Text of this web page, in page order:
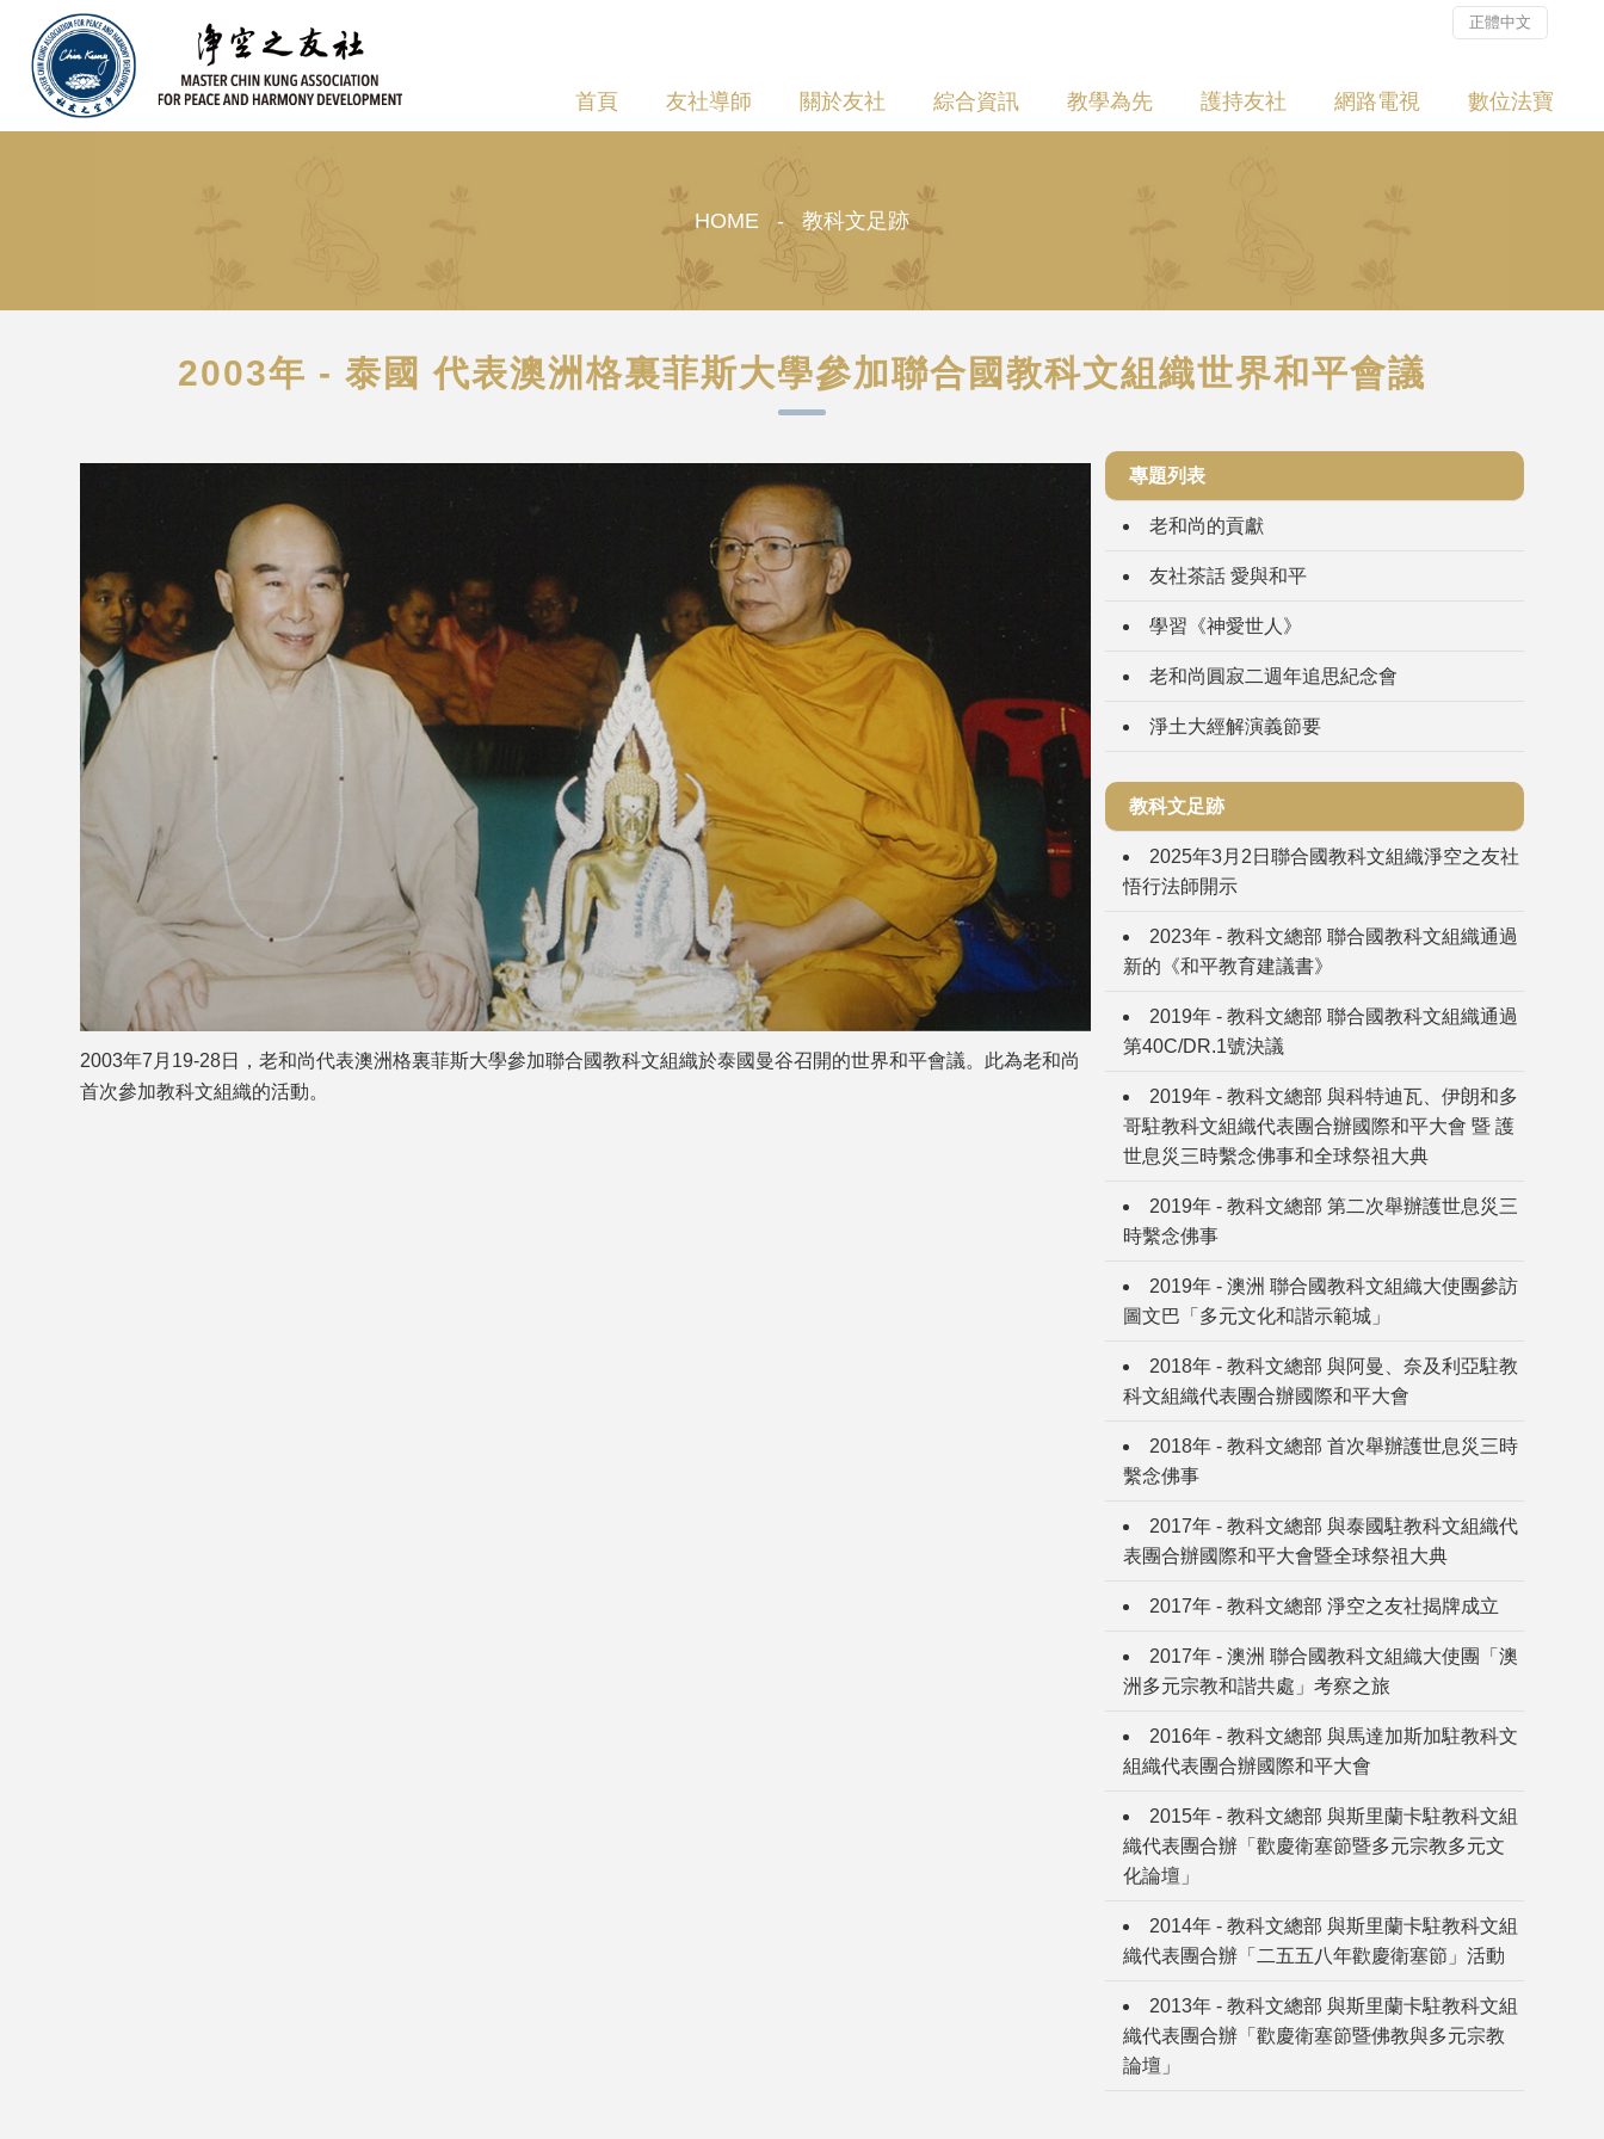
正體中文
首頁 友社導師 關於友社 綜合資訊 教學為先 護持友社 網路電視 數位法寶
HOME - 教科文足跡
2003年 - 泰國 代表澳洲格裏菲斯大學參加聯合國教科文組織世界和平會議
2003年7月19-28日，老和尚代表澳洲格裏菲斯大學參加聯合國教科文組織於泰國曼谷召開的世界和平會議。此為老和尚
首次參加教科文組織的活動。
專題列表
老和尚的貢獻
友社茶話 愛與和平
學習《神愛世人》
老和尚圓寂二週年追思紀念會
淨土大經解演義節要
教科文足跡
2025年3月2日聯合國教科文組織淨空之友社
悟行法師開示
2023年 - 教科文總部 聯合國教科文組織通過
新的《和平教育建議書》
2019年 - 教科文總部 聯合國教科文組織通過
第40C/DR.1號決議
2019年 - 教科文總部 與科特迪瓦、伊朗和多
哥駐教科文組織代表團合辦國際和平大會 暨 護
世息災三時繫念佛事和全球祭祖大典
2019年 - 教科文總部 第二次舉辦護世息災三
時繫念佛事
2019年 - 澳洲 聯合國教科文組織大使團參訪
圖文巴「多元文化和諧示範城」
2018年 - 教科文總部 與阿曼、奈及利亞駐教
科文組織代表團合辦國際和平大會
2018年 - 教科文總部 首次舉辦護世息災三時
繫念佛事
2017年 - 教科文總部 與泰國駐教科文組織代
表團合辦國際和平大會暨全球祭祖大典
2017年 - 教科文總部 淨空之友社揭牌成立
2017年 - 澳洲 聯合國教科文組織大使團「澳
洲多元宗教和諧共處」考察之旅
2016年 - 教科文總部 與馬達加斯加駐教科文
組織代表團合辦國際和平大會
2015年 - 教科文總部 與斯里蘭卡駐教科文組
織代表團合辦「歡慶衛塞節暨多元宗教多元文
化論壇」
2014年 - 教科文總部 與斯里蘭卡駐教科文組
織代表團合辦「二五五八年歡慶衛塞節」活動
2013年 - 教科文總部 與斯里蘭卡駐教科文組
織代表團合辦「歡慶衛塞節暨佛教與多元宗教
論壇」